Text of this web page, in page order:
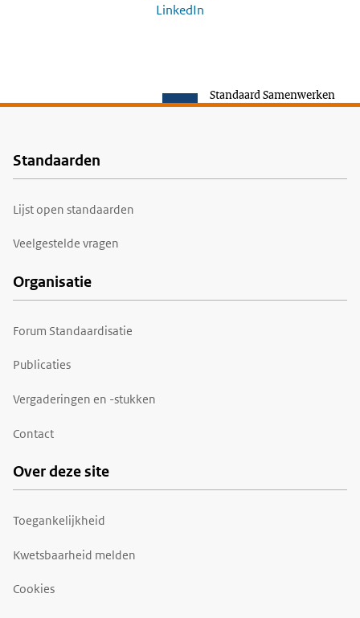
LinkedIn
Standaard Samenwerken
Voet
Standaarden
Lijst open standaarden
Veelgestelde vragen
Organisatie
Forum Standaardisatie
Publicaties
Vergaderingen en -stukken
Contact
Over deze site
Toegankelijkheid
Kwetsbaarheid melden
Cookies